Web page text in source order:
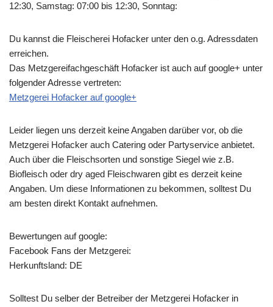
12:30, Samstag: 07:00 bis 12:30, Sonntag:
Du kannst die Fleischerei Hofacker unter den o.g. Adressdaten
erreichen.
Das Metzgereifachgeschäft Hofacker ist auch auf google+ unter
folgender Adresse vertreten:
Metzgerei Hofacker auf google+
Leider liegen uns derzeit keine Angaben darüber vor, ob die
Metzgerei Hofacker auch Catering oder Partyservice anbietet.
Auch über die Fleischsorten und sonstige Siegel wie z.B.
Biofleisch oder dry aged Fleischwaren gibt es derzeit keine
Angaben. Um diese Informationen zu bekommen, solltest Du
am besten direkt Kontakt aufnehmen.
Bewertungen auf google:
Facebook Fans der Metzgerei:
Herkunftsland: DE
Solltest Du selber der Betreiber der Metzgerei Hofacker in